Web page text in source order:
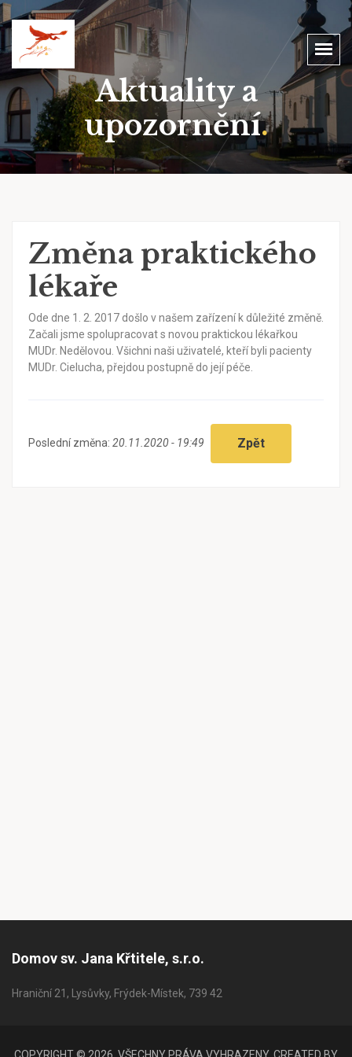
Aktuality a
upozornění.
Změna praktického
lékaře
Ode dne 1. 2. 2017 došlo v našem zařízení k důležité změně.
Začali jsme spolupracovat s novou praktickou lékařkou
MUDr. Nedělovou. Všichni naši uživatelé, kteří byli pacienty
MUDr. Cielucha, přejdou postupně do její péče.
Poslední změna: 20.11.2020 - 19:49 Zpět
Domov sv. Jana Křtitele, s.r.o.
Hraniční 21, Lysůvky, Frýdek-Místek, 739 42